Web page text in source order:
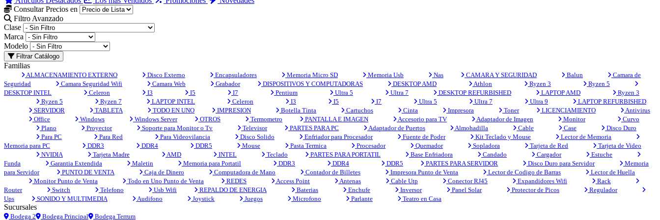
Consultar Precios en
Filtro Avanzado
Clase
Marca
Modelo
Filtrar Catálogo
Familias
ALMACENAMIENTO EXTERNO Disco Externo Encapsuladores Memoria Micro SD Memoria Usb Nas CAMARA Y SEGURIDAD Balun
Camara de
Seguridad
Camara Seguridad Wifi Camara Web Grabador DISPOSITIVOS Y COMPUTADORAS DESKTOP AMD Athlon Ryzen 3
Ryzen 5
DESKTOP INTEL
Celeron I3 I5 I7 Pentium Ultra 5 Ultra 7 DESKTOP REFURBISHED LAPTOP AMD
Ryzen 3
Ryzen 5
Ryzen 7 LAPTOP INTEL Celeron I3 I5 I7 Ultra 5 Ultra 7 Ultra 9
LAPTOP REFURBISHED
SERVIDOR
TABLETA TODO EN UNO IMPRESION Botella Tinta Cartuchos Cinta Impresora Toner LICENCIAMIENTO
Antivirus
Office
Windows Windows Server OTROS Termometro PANTALLA E IMAGEN Accesorio para TV Adaptador de Imagen Monitor
Curvo
Plano
Proyector Soporte para Monitor o Tv Televisor PARTES PARA PC Adaptador de Puertos Almohadilla Cable Case
Disco Duro
Para PC
Para Red Para Videovilancia Disco Solido Enfriador para Procesador Fuente de Poder Kit Teclado y Mouse
Lector de Memoria
Memoria para PC
DDR3 DDR4 DDR5 Mouse Pasta Termica Procesador Quemador Sopladora Tarjeta de Red
Tarjeta de Video
NVIDIA
Tarjeta Madre AMD INTEL Teclado PARTES PARA PORTATIL Base Enfriadora Candado Cargador
Estuche
Funda
Garantia Extendida Maletin Memoria para Portatil DDR3 DDR4 DDR5 PARTES PARA SERVIDOR Disco Duro para Servidor
Memoria
para Servidor
PUNTO DE VENTA Caja de Dinero Computadora de Mano Contador de Billetes Impresora Punto de Venta Lector de Codigo de Barras
Lector de Huella
Monitor Punto de Venta
Todo en Uno Punto de Venta REDES Access Point Antenas Cable Utp Conector RJ45 Expandidores Wifi
Rack
Router
Switch Telefono Usb Wifi REPALDO DE ENERGIA Baterias Enchufe Inversor Panel Solar Protector de Picos
Regulador
Ups
SONIDO Y MULTIMEDIA Audifono Joystick Juegos Microfono Parlante Teatro en Casa
Sucursales
Bodega 2 Bodega Principal Bodega Terrum